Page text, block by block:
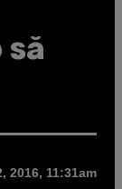
să
2016, 11:31am